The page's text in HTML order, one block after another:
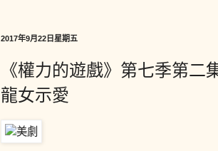
2017年9月22日星期五
《權力的遊戲》第七季第二
龍女示愛